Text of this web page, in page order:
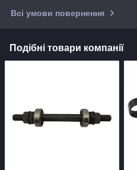
Всі умови повернення
Подібні товари компанії